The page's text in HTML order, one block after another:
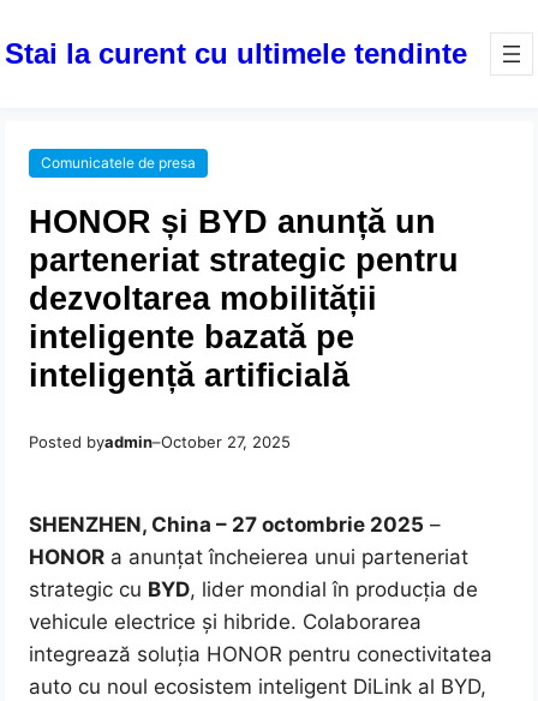
Stai la curent cu ultimele tendinte
Comunicatele de presa
HONOR și BYD anunță un
parteneriat strategic pentru
dezvoltarea mobilității
inteligente bazată pe
inteligență artificială
Posted byadmin–October 27, 2025
SHENZHEN, China – 27 octombrie 2025 –
HONOR a anunțat încheierea unui parteneriat
strategic cu BYD, lider mondial în producția de
vehicule electrice și hibride. Colaborarea
integrează soluția HONOR pentru conectivitatea
auto cu noul ecosistem inteligent DiLink al BYD,